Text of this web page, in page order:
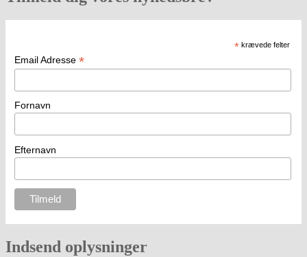
* krævede felter
Email Adresse *
Fornavn
Efternavn
Indsend oplysninger